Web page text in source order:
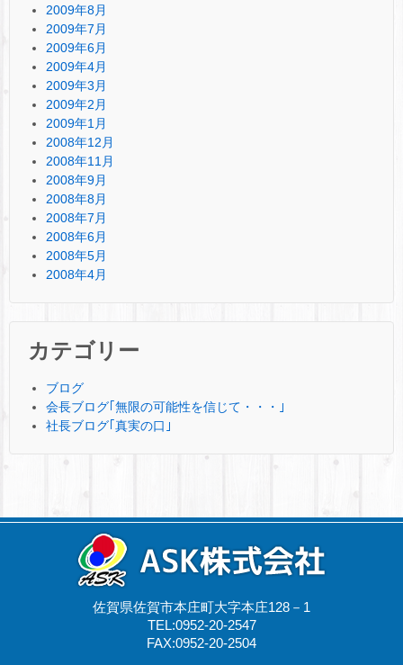
2009年8月
2009年7月
2009年6月
2009年4月
2009年3月
2009年2月
2009年1月
2008年12月
2008年11月
2008年9月
2008年8月
2008年7月
2008年6月
2008年5月
2008年4月
カテゴリー
ブログ
会長ブログ｢無限の可能性を信じて・・・｣
社長ブログ｢真実の口｣
佐賀県佐賀市本庄町大字本庄128－1
TEL:0952-20-2547
FAX:0952-20-2504